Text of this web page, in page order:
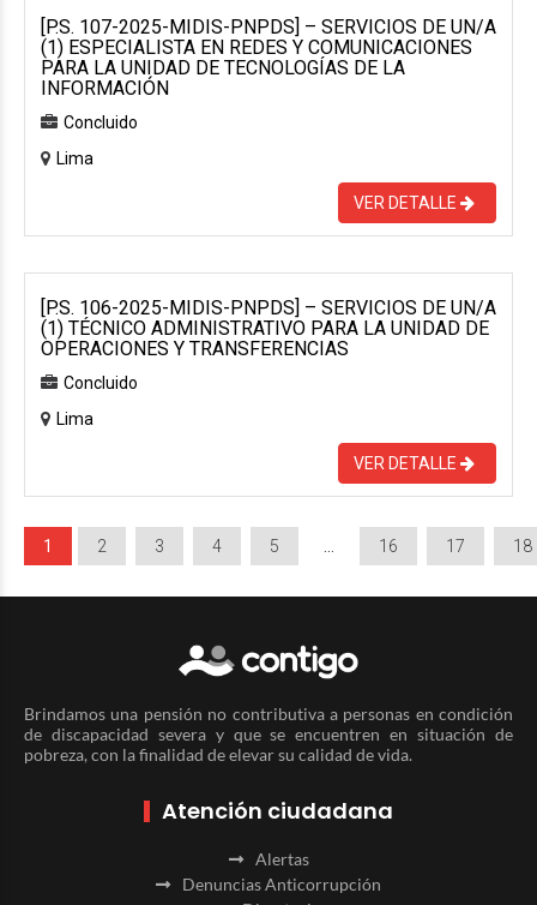
[P.S. 107-2025-MIDIS-PNPDS] – SERVICIOS DE UN/A
(1) ESPECIALISTA EN REDES Y COMUNICACIONES
PARA LA UNIDAD DE TECNOLOGÍAS DE LA
INFORMACIÓN
Concluido
Lima
VER DETALLE
[P.S. 106-2025-MIDIS-PNPDS] – SERVICIOS DE UN/A
(1) TÉCNICO ADMINISTRATIVO PARA LA UNIDAD DE
OPERACIONES Y TRANSFERENCIAS
Concluido
Lima
VER DETALLE
1 2 3 4 5 16 17 18
Brindamos una pensión no contributiva a personas en condición
de discapacidad severa y que se encuentren en situación de
pobreza, con la finalidad de elevar su calidad de vida.
Atención ciudadana
Alertas
Denuncias Anticorrupción